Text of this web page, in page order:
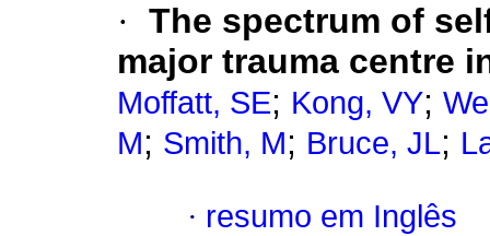
· The spectrum of
major trauma centre
Moffatt, SE; Kong, VY;
M; Smith, M; Bruce, JL;
· resumo em Inglês